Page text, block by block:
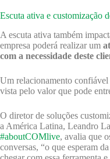
Escuta ativa e customização
A escuta ativa também
empresa poderá realizar um
com a necessidade deste
Um relacionamento confiável
vista pelo valor que pode
O diretor de soluções
a América Latina, Leandro
#aboutCOMlive, avalia que
conversas, “o que esperam